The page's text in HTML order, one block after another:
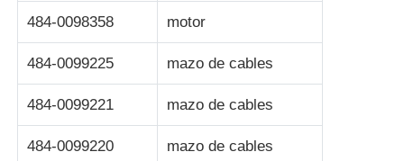
484-0098358 motor
484-0099225 mazo de cables
484-0099221 mazo de cables
484-0099220 mazo de cables